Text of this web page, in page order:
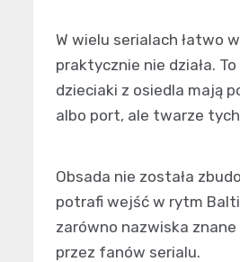
W wielu serialach łatwo
praktycznie nie działa.
dzieciaki z osiedla mają
albo port, ale twarze
Obsada nie została
potrafi wejść w rytm
zarówno nazwiska
przez fanów serialu.